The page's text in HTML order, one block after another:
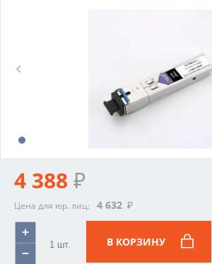
Prev
4 388 ₽
Цена для юр. лиц: 4 632 ₽
В КОРЗИНУ